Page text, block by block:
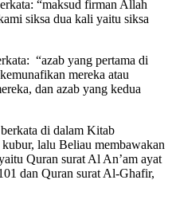
“maksud firman Allah
siksa dua kali yaitu siksa
“azab yang pertama di
mereka atau
dan azab yang kedua
di dalam Kitab
lalu Beliau membawakan
Quran surat Al An’am ayat
dan Quran surat Al-Ghafir,